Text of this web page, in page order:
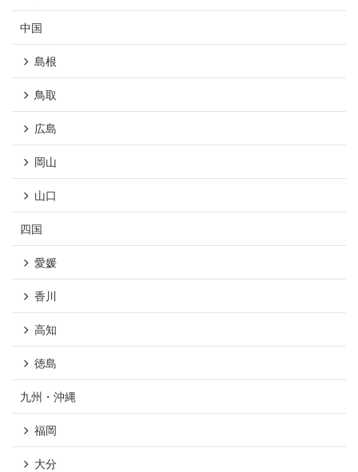
中国
島根
鳥取
広島
岡山
山口
四国
愛媛
香川
高知
徳島
九州・沖縄
福岡
大分